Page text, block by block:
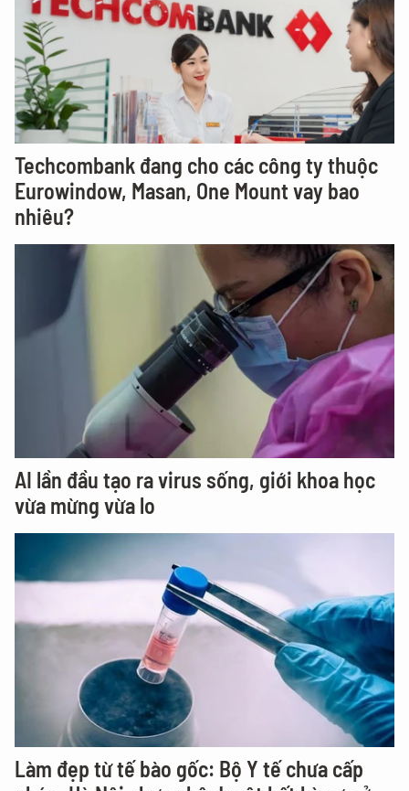
Techcombank đang cho các công ty thuộc
Eurowindow, Masan, One Mount vay bao
nhiêu?
AI lần đầu tạo ra virus sống, giới khoa học
vừa mừng vừa lo
Làm đẹp từ tế bào gốc: Bộ Y tế chưa cấp